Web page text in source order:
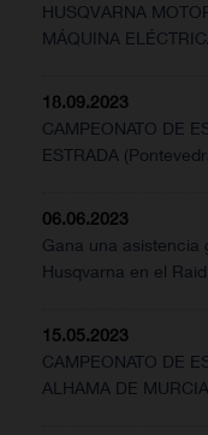
HUSQVARNA
MÁQUINA
18.09.2023
CAMPEONATO DE
ESTRADA
06.06.2023
Gana una asistencia
Husqvarna en el
15.05.2023
CAMPEONATO DE
ALHAMA DE